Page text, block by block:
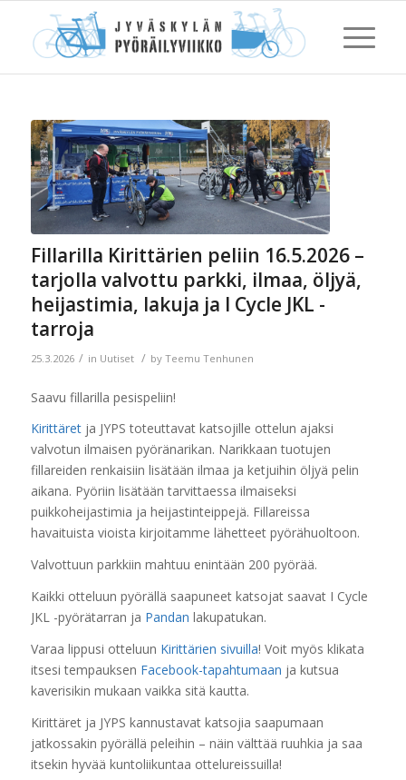
Fillarilla Kirittärien peliin 16.5.2026 –
tarjolla valvottu parkki, ilmaa, öljyä,
heijastimia, lakuja ja I Cycle JKL -
tarroja
25.3.2026 / in Uutiset / by Teemu Tenhunen
Saavu fillarilla pesispeliin!
Kirittäretja JYPS toteuttavat katsojille ottelun ajaksi
valvotun ilmaisen pyöränarikan. Narikkaan tuotujen
fillareiden renkaisiin lisätään ilmaa ja ketjuihin öljyä pelin
aikana. Pyöriin lisätään tarvittaessa ilmaiseksi
puikkoheijastimia ja heijastinteippejä. Fillareissa
havaituista vioista kirjoitamme lähetteet pyörähuoltoon.
Valvottuun parkkiin mahtuu enintään 200 pyörää.
Kaikki otteluun pyörällä saapuneet katsojat saavat I Cycle
JKL -pyörätarran ja Pandan lakupatukan.
Varaa lippusi otteluun Kirittärien sivuilla! Voit myös klikata
itsesi tempauksen Facebook-tapahtumaan ja kutsua
kaverisikin mukaan vaikka sitä kautta.
Kirittäret ja JYPS kannustavat katsojia saapumaan
jatkossakin pyörällä peleihin – näin välttää ruuhkia ja saa
itsekin hyvää kuntoliikuntaa ottelureissuilla!